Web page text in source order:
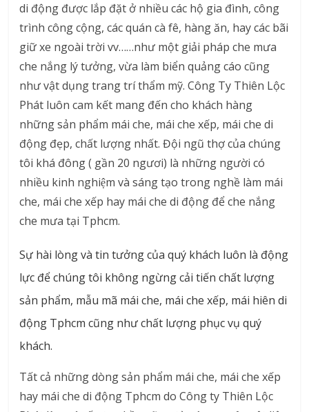
di động được lắp đặt ở nhiều các hộ gia đình, công
trình công cộng, các quán cà fê, hàng ăn, hay các bãi
giữ xe ngoài trời vv……như một giải pháp che mưa
che nắng lý tưởng, vừa làm biển quảng cáo cũng
như vật dụng trang trí thẩm mỹ. Công Ty Thiên Lộc
Phát luôn cam kết mang đến cho khách hàng
những sản phẩm mái che, mái che xếp, mái che di
động đẹp, chất lượng nhất. Đội ngũ thợ của chúng
tôi khá đông ( gần 20 ngươi) là những người có
nhiều kinh nghiệm và sáng tạo trong nghề làm mái
che, mái che xếp hay mái che di động để che nắng
che mưa tại Tphcm.
Sự hài lòng và tin tưởng của quý khách luôn là động
lực để chúng tôi không ngừng cải tiến chất lượng
sản phẩm, mẫu mã mái che, mái che xếp, mái hiên di
động Tphcm cũng như chất lượng phục vụ quý
khách.
Tất cả những dòng sản phẩm mái che, mái che xếp
hay mái che di động Tphcm do Công ty Thiên Lộc